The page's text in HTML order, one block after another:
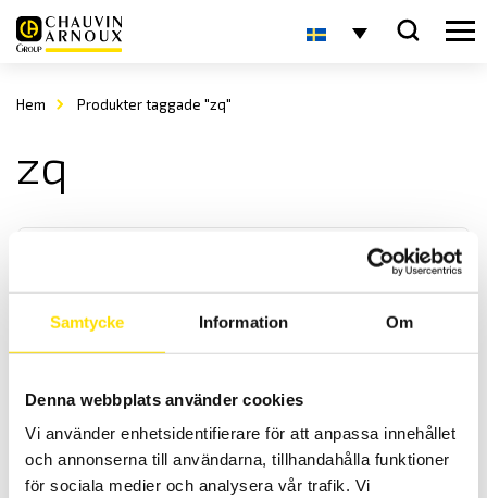
Samtycke Information Om
Denna webbplats använder cookies
Vi använder enhetsidentifierare för att anpassa innehållet
och annonserna till användarna, tillhandahålla funktioner
för sociala medier och analysera vår trafik. Vi
Hem Produkter taggade "zq"
zq
Analoga panelinstrument
Vi levererar analoga panelinstrument i storlek enligt DIN-norm,
både enstaka samt i större antal för ert projekt.
LÄS MER